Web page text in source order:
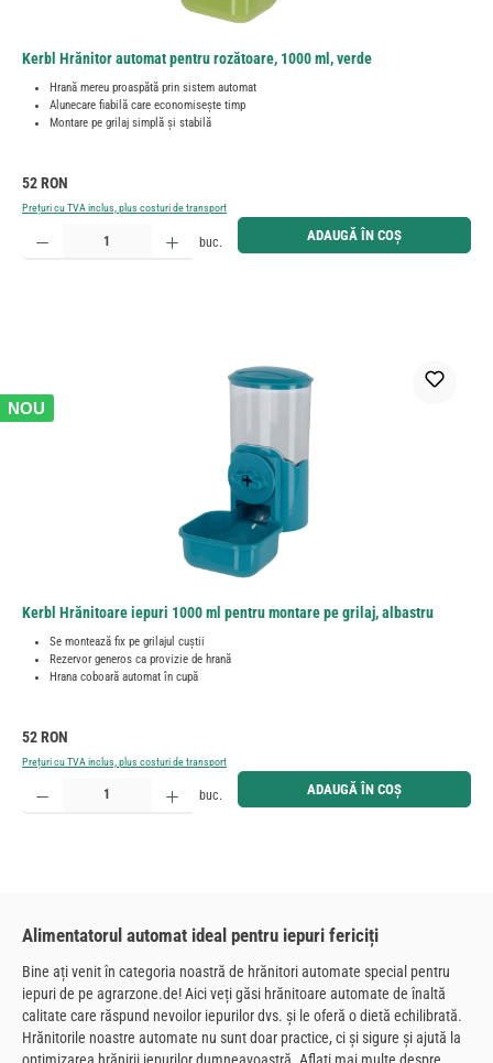
Kerbl Hrănitor automat pentru rozătoare, 1000 ml, verde
Hrană mereu proaspătă prin sistem automat
Alunecare fiabilă care economisește timp
Montare pe grilaj simplă și stabilă
Preț obișnuit:
52 RON
Prețuri cu TVA inclus, plus costuri de transport
Cantitate produs: Introduceți cantitatea dorită sau utilizați butoanele pentru a mări sau micșora
buc. ADAUGĂ ÎN COȘ
NOU
Kerbl Hrănitoare iepuri 1000 ml pentru montare pe grilaj, albastru
Se montează fix pe grilajul cuștii
Rezervor generos ca provizie de hrană
Hrana coboară automat în cupă
Preț obișnuit:
52 RON
Prețuri cu TVA inclus, plus costuri de transport
Cantitate produs: Introduceți cantitatea dorită sau utilizați butoanele pentru a mări sau micșora
buc. ADAUGĂ ÎN COȘ
Alimentatorul automat ideal pentru iepuri fericiți
Bine ați venit în categoria noastră de hrănitori automate special pentru
iepuri de pe agrarzone.de! Aici veți găsi hrănitoare automate de înaltă
calitate care răspund nevoilor iepurilor dvs. și le oferă o dietă echilibrată.
Hrănitorile noastre automate nu sunt doar practice, ci și sigure și ajută la